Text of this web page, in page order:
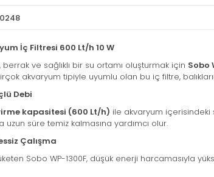
İç Filtresi 600 Lt/h 10 W
ve sağlıklı bir su ortamı oluşturmak için Sobo
akvaryum tipiyle uyumlu olan bu iç filtre,
Debi
kapasitesi (600 Lt/h) ile akvaryum içerisindeki
süre temiz kalmasına yardımcı olur.
Çalışma
Sobo WP-1300F, düşük enerji harcamasıyla